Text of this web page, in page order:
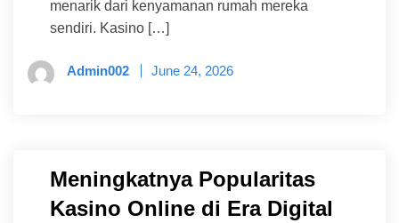
menarik dari kenyamanan rumah mereka
sendiri. Kasino […]
Admin002 June 24, 2026
Meningkatnya Popularitas
Kasino Online di Era Digital